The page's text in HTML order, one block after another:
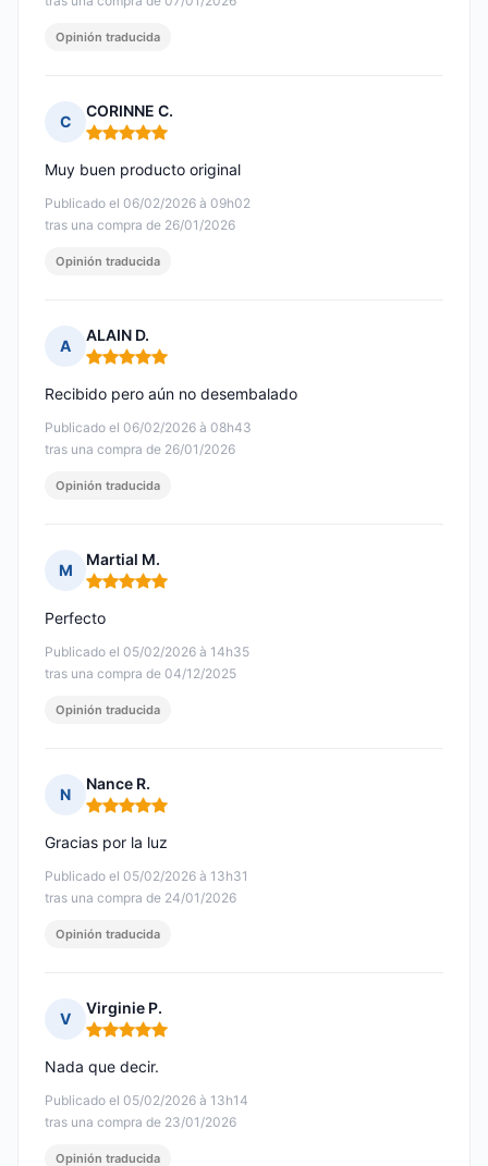
Opinión traducida
C
CORINNE C.
Nota: 5 de 5
Publicado el 06/02/2026 à 09h02
tras una compra de 26/01/2026
Muy buen producto original
Opinión traducida
A
ALAIN D.
Nota: 5 de 5
Publicado el 06/02/2026 à 08h43
tras una compra de 26/01/2026
Recibido pero aún no desembalado
Opinión traducida
M
Martial M.
Nota: 5 de 5
Publicado el 05/02/2026 à 14h35
tras una compra de 04/12/2025
Perfecto
Opinión traducida
N
Nance R.
Nota: 5 de 5
Publicado el 05/02/2026 à 13h31
tras una compra de 24/01/2026
Gracias por la luz
Opinión traducida
V
Virginie P.
Nota: 5 de 5
Publicado el 05/02/2026 à 13h14
tras una compra de 23/01/2026
Nada que decir.
Opinión traducida